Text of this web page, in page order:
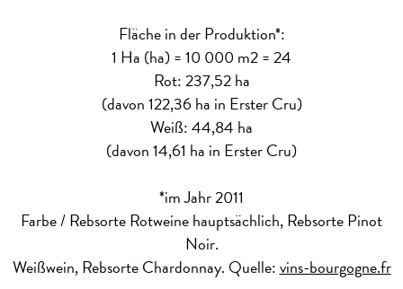
Fläche in der Produktion*:
1 Ha (ha) = 10 000 m2 = 24
Rot: 237,52 ha
(davon 122,36 ha in Erster Cru)
Weiß: 44,84 ha
(davon 14,61 ha in Erster Cru)
*im Jahr 2011
Farbe / RebsorteRotweine hauptsächlich, Rebsorte Pinot
Noir.
Weißwein, Rebsorte Chardonnay. Quelle:vins-bourgogne.fr